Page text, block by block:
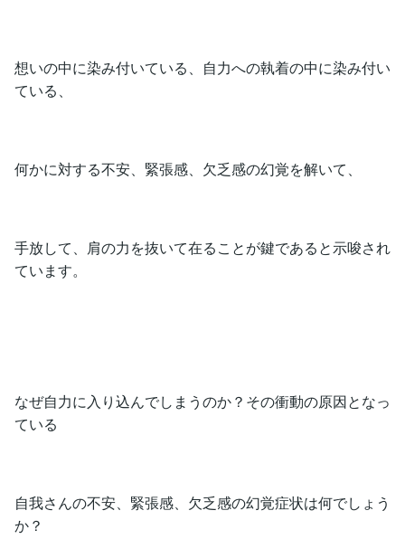
想いの中に染み付いている、自力への執着の中に染み付い
ている、
何かに対する不安、緊張感、欠乏感の幻覚を解いて、
手放して、肩の力を抜いて在ることが鍵であると示唆され
ています。
なぜ自力に入り込んでしまうのか？その衝動の原因となっ
ている
自我さんの不安、緊張感、欠乏感の幻覚症状は何でしょう
か？